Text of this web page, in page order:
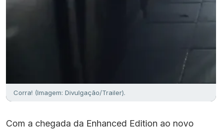
Corra! (Imagem: Divulgação/Trailer).
Com a chegada da Enhanced Edition ao novo